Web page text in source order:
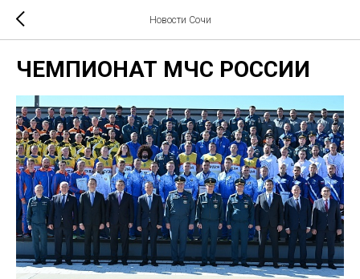
Новости Сочи
ЧЕМПИОНАТ МЧС РОССИИ